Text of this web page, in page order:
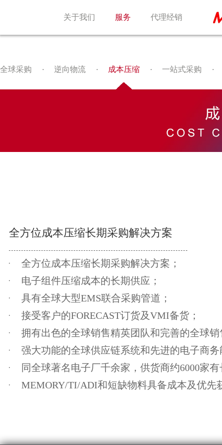
关于我们 服务 代理经销
全球采购 逆向物流 成本压缩 一站式采购
全方位成本压缩长期采购解决方案
全方位成本压缩长期采购解决方案；
电子组件压缩成本的长期供应；
具有全球大型EMS联合采购管道；
接受客户的FORECAST订货及VMI备货；
拥有出色的全球销售精英团队和完善的全球
强大功能的全球供应链系统和先进的电子商务
同全球著名电子厂千余家，供货商约6000家
MEMORY/TI/ADI和短缺物料具备成本及优先